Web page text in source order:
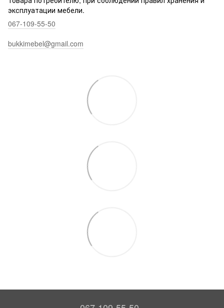
эксплуатации мебели.
067-109-55-50
bukkimebel@gmail.com